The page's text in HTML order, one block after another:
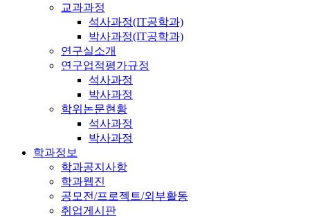
교과과정
석사과정(IT공학과)
박사과정(IT공학과)
연구실소개
연구업적평가규정
석사과정
박사과정
학위논문현황
석사과정
박사과정
학과정보
학과공지사항
학과웹진
공모전/프로젝트/외부활동
취업게시판